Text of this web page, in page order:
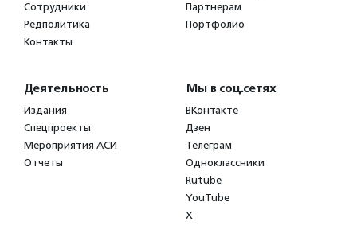
Сотрудники
Редполитика
Контакты
Партнерам
Портфолио
Деятельность
Издания
Спецпроекты
Мероприятия АСИ
Отчеты
Мы в соц.сетях
ВКонтакте
Дзен
Телеграм
Одноклассники
Rutube
YouTube
X